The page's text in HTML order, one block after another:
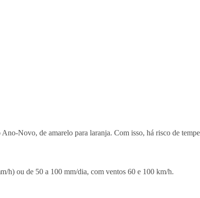
Novo, de amarelo para laranja. Com isso, há risco de
h) ou de 50 a 100 mm/dia, com ventos 60 e 100 km/h.